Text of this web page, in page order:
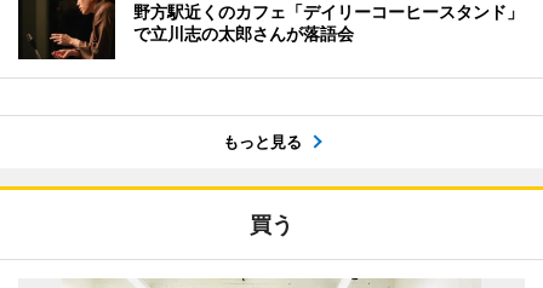
野方駅近くのカフェ「デイリーコーヒースタンド」
で立川志の太郎さんが落語会
もっと見る
買う